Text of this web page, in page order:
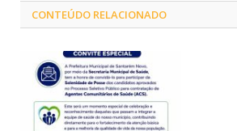
CONTEÚDO RELACIONADO